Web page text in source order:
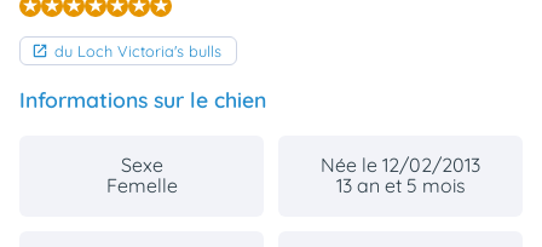
du Loch Victoria's bulls
Informations sur le chien
Sexe
Femelle
Née le 12/02/2013
13 an et 5 mois